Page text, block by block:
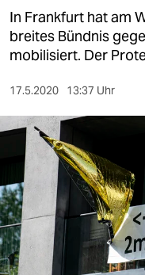
öko
gesellschaft
sport
berlin
nord
wahrheit
verlag
In Frankfurt hat am
breites Bündnis
mobilisiert. Der
17.5.2020 13:37 Uhr